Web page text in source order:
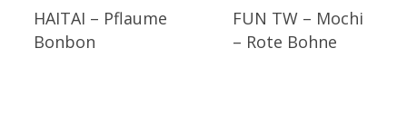
HAITAI – Pflaume
Bonbon
FUN TW – Mochi
– Rote Bohne